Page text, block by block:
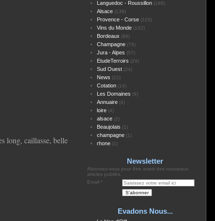
long, caillasse, belle
Languedoc - Roussillon(188)
Alsace(139)
Provence - Corse(103)
Vins du Monde(102)
Bordeaux (96)
Champagne(79)
Jura - Alpes (57)
EtudeTerroirs (29)
Sud Ouest(24)
News (22)
Cotation(14)
Les Domaines (9)
Annuaire(4)
loire(4)
alsace(2)
Beaujolais (1)
champagne(1)
rhone(1)
Newsletter
Abonnez-vous pour être averti des nouveaux
articles publiés.
Email
Evadons Nous...